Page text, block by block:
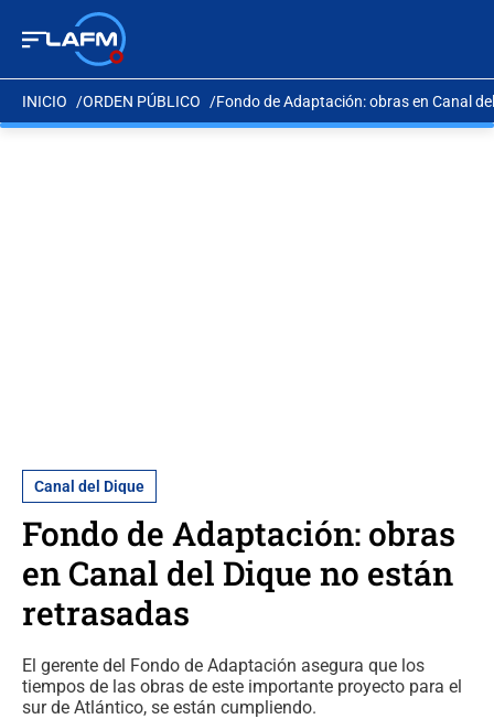
INICIO ORDEN PÚBLICO Fondo de Adaptación: obras en Canal
Canal del Dique
Fondo de Adaptación: obras
en Canal del Dique no están
retrasadas
El gerente del Fondo de Adaptación asegura que los
tiempos de las obras de este importante proyecto para el
sur de Atlántico, se están cumpliendo.